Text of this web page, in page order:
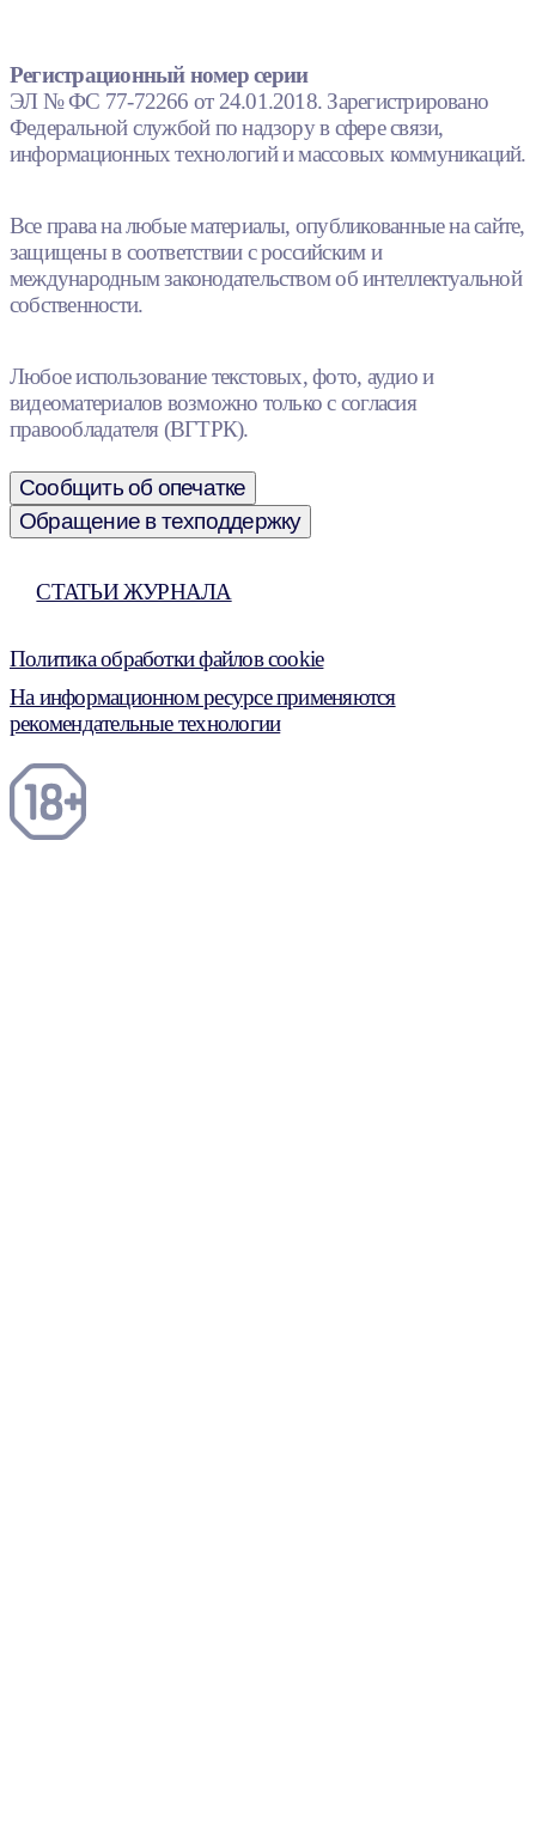
Регистрационный номер серии
ЭЛ № ФС 77-72266 от 24.01.2018. Зарегистрировано
Федеральной службой по надзору в сфере связи,
информационных технологий и массовых коммуникаций.
Все права на любые материалы, опубликованные на сайте,
защищены в соответствии с российским и
международным законодательством об интеллектуальной
собственности.
Любое использование текстовых, фото, аудио и
видеоматериалов возможно только с согласия
правообладателя (ВГТРК).
Сообщить об опечатке
Обращение в техподдержку
СТАТЬИ ЖУРНАЛА
Политика обработки файлов cookie
На информационном ресурсе применяются
рекомендательные технологии